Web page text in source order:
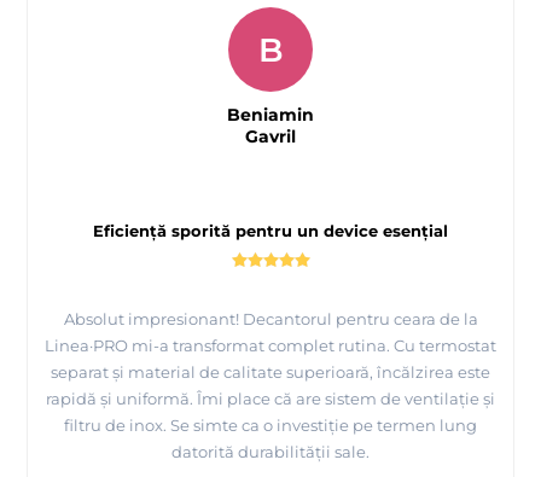
Eficiență sporită pentru un device esențial
Absolut impresionant! Decantorul pentru ceara de la
Linea·PRO mi-a transformat complet rutina. Cu termostat
separat și material de calitate superioară, încălzirea este
rapidă și uniformă. Îmi place că are sistem de ventilație și
filtru de inox. Se simte ca o investiție pe termen lung
datorită durabilității sale.
B
Beniamin
Gavril